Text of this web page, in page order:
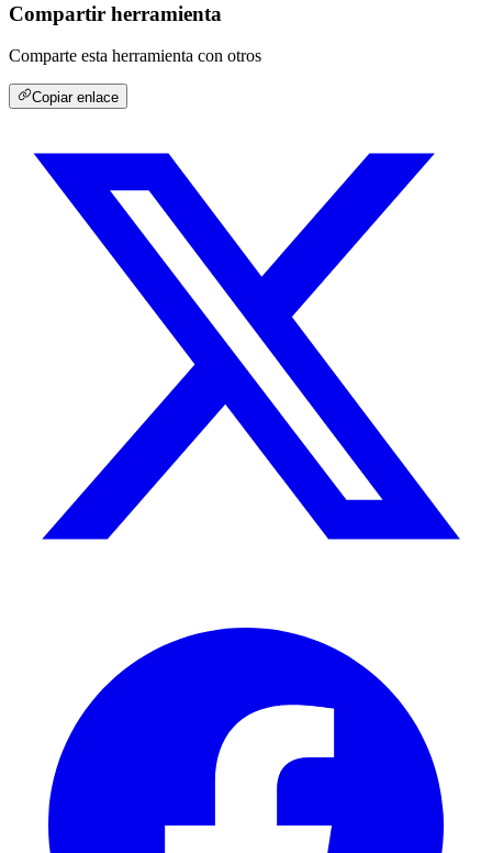
Compartir herramienta
Comparte esta herramienta con otros
Copiar enlace